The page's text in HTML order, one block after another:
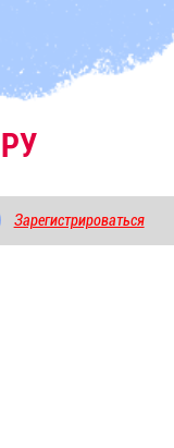
РУ
Зарегистрироваться